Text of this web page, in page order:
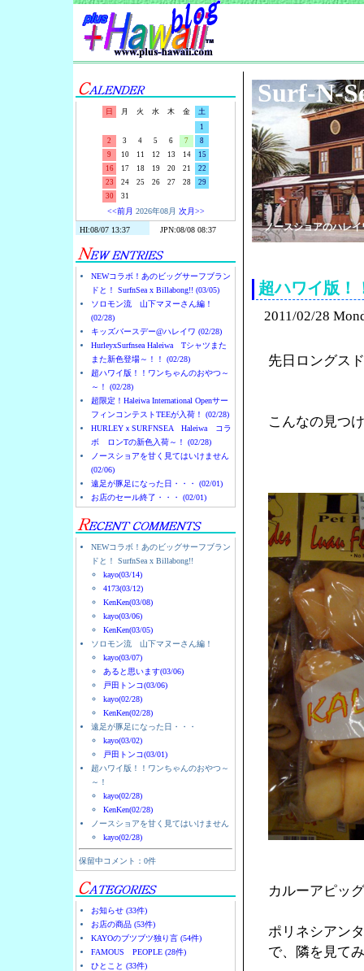
日 月 火 水 木 金
土
1
2
3 4 5 6 7
8
9
10 11 12 13 14
15
16
17 18 19 20 21
22
23
24 25 26 27 28
29
30
31
<<前月 2026年08月 次月>>
NEWコラボ！あのビッグサーフブラン
ドと！ SurfnSea x Billabong!! (03/05)
ソロモン流 山下マヌーさん編！
(02/28)
キッズバースデー@ハレイワ (02/28)
HurleyxSurfnsea Haleiwa Tシャツまた
また新色登場～！！ (02/28)
超ハワイ版！！ワンちゃんのおやつ～
～！ (02/28)
超限定！Haleiwa International Openサー
フィンコンテストTEEが入荷！ (02/28)
HURLEYｘSURFNSEA Haleiwa コラ
ボ ロンTの新色入荷～！ (02/28)
ノースショアを甘く見てはいけません
(02/06)
遠足が豚足になった日・・・ (02/01)
お店のセール終了・・・ (02/01)
NEWコラボ！あのビッグサーフブラン
ドと！ SurfnSea x Billabong!!
kayo(03/14)
4173(03/12)
KenKen(03/08)
kayo(03/06)
KenKen(03/05)
ソロモン流 山下マヌーさん編！
kayo(03/07)
あると思います(03/06)
戸田トンコ(03/06)
kayo(02/28)
KenKen(02/28)
遠足が豚足になった日・・・
kayo(03/02)
戸田トンコ(03/01)
超ハワイ版！！ワンちゃんのおやつ～
～！
kayo(02/28)
KenKen(02/28)
ノースショアを甘く見てはいけません
kayo(02/28)
保留中コメント：0件
お知らせ (33件)
お店の商品 (53件)
KAYOのブツブツ独り言 (54件)
FAMOUS PEOPLE (28件)
ひとこと (33件)
Surf-N-
ノースショアのハレ
超ハワイ版！
2011/02/28
先日ロングス
こんなの見つ
カルーアピッ
ポリネシアン
で、隣を見て